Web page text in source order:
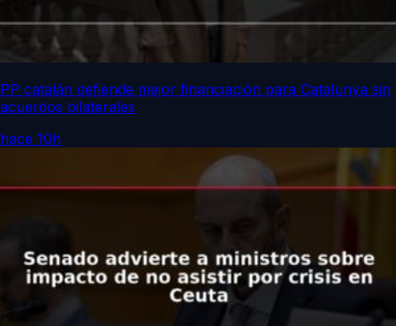
PP catalán defiende mejor financiación para Catalunya sin
acuerdos bilaterales
hace 10h